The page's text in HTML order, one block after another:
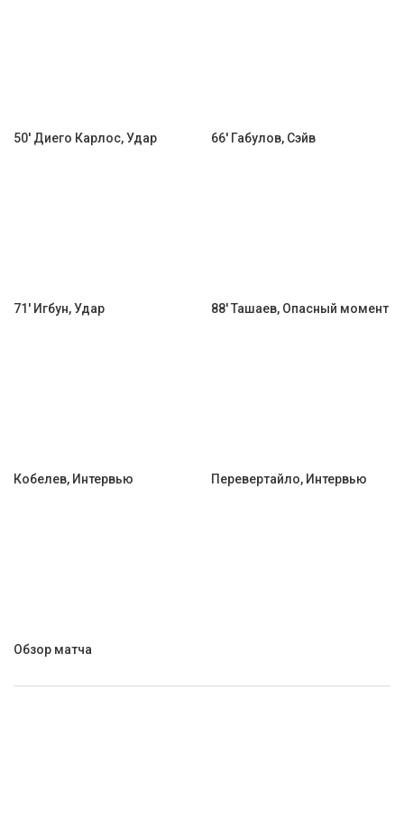
50' Диего Карлос, Удар 66' Габулов, Сэйв
71' Игбун, Удар 88' Ташаев, Опасный момент
Кобелев, Интервью Перевертайло, Интервью
Обзор матча